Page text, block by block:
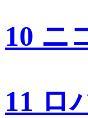
10 ニ
11 ロ